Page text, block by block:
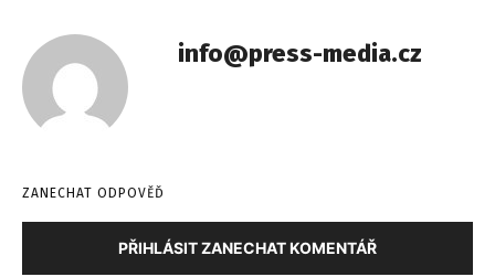
info@press-media.cz
ZANECHAT ODPOVĚĎ
PŘIHLÁSIT ZANECHAT KOMENTÁŘ